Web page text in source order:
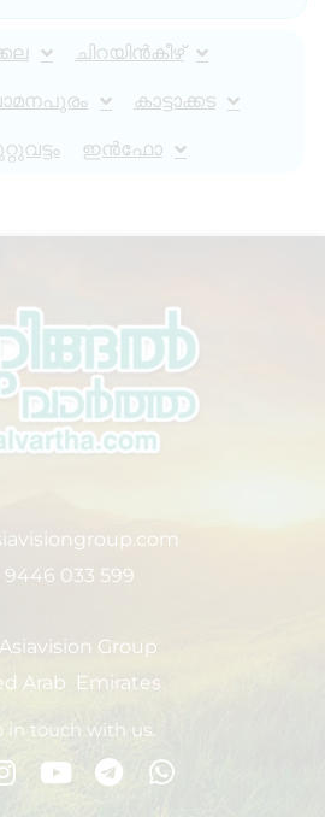
ചിറയിൻകീഴ്
കാട്ടാക്കട
ഇൻഫോ
9446 033 599
Group
Arab Emirates
in touch with us.